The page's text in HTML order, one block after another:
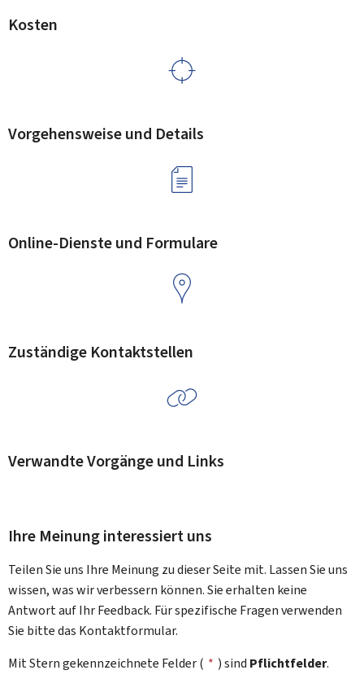
Kosten
Vorgehensweise und Details
Online-Dienste und Formulare
Zuständige Kontaktstellen
Verwandte Vorgänge und Links
Ihre Meinung interessiert uns
Teilen Sie uns Ihre Meinung zu dieser Seite mit. Lassen Sie uns
wissen, was wir verbessern können. Sie erhalten keine
Antwort auf Ihr Feedback. Für spezifische Fragen verwenden
Sie bitte das Kontaktformular.
Mit Stern gekennzeichnete Felder ( * ) sind Pflichtfelder.